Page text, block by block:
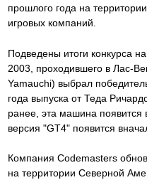
прошлого года на
игровых компаний.
Подведены итоги конкурса
2003, проходившего в Лас-
Yamauchi) выбрал
года выпуска от Теда
ранее, эта машина появится
версия "GT4" появится
Компания Codemasters
на территории Северной